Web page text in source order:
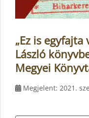
„Ez is egyfajta
László
Megyei
Megjelent: 2021.